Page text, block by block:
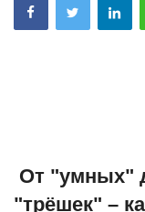
Технологии
Авто
От "умных"
"трёшек" –